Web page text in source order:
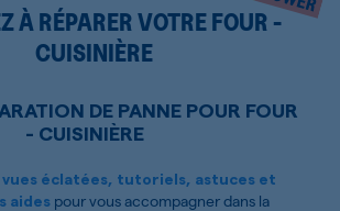
À RÉPARER VOTRE FOUR -
CUISINIÈRE
DE PANNE POUR FOUR
- CUISINIÈRE
vues éclatées, tutoriels, astuces et
aides pour vous accompagner dans la